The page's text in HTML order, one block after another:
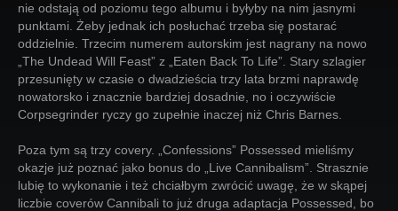
nie odstają od poziomu tego albumu i byłyby na nim jasnymi
punktami. Żeby jednak ich posłuchać trzeba się postarać
oddzielnie. Trzecim numerem autorskim jest nagrany na nowo
„The Undead Will Feast” z „Eaten Back To Life”. Stary szlagier
przesunięty w czasie o dwadzieścia trzy lata brzmi naprawdę
nowatorsko i znacznie bardziej dosadnie, no i oczywiście
Corpsegrinder ryczy go zupełnie inaczej niż Chris Barnes.
Poza tym są trzy covery. „Confessions” Possessed mieliśmy
okazje już poznać jako bonus do „Live Cannibalism”. Strasznie
lubię to wykonanie i też chciałbym zwrócić uwagę, że w skąpej
liczbie coverów Cannibali to już druga adaptacja Possessed, bo